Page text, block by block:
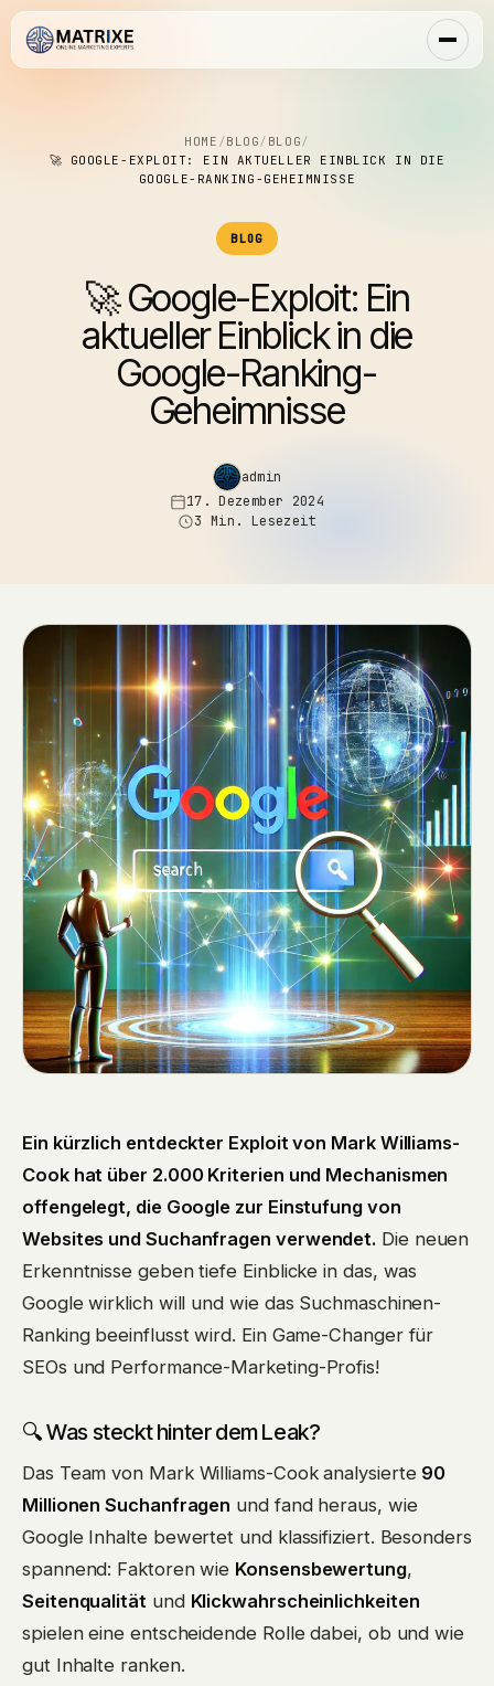
HOME /BLOG/ BLOG/
🚀 GOOGLE-EXPLOIT: EIN AKTUELLER EINBLICK IN DIE
GOOGLE-RANKING-GEHEIMNISSE
BLOG
🚀 Google-Exploit: Ein
aktueller Einblick in die
Google-Ranking-
Geheimnisse
admin
17. Dezember 2024
3 Min. Lesezeit
Ein kürzlich entdeckter Exploit von Mark Williams-
Cook hat über 2.000 Kriterien und Mechanismen
offengelegt, die Google zur Einstufung von
Websites und Suchanfragen verwendet. Die neuen
Erkenntnisse geben tiefe Einblicke in das, was
Google wirklich will und wie das Suchmaschinen-
Ranking beeinflusst wird. Ein Game-Changer für
SEOs und Performance-Marketing-Profis!
🔍 Was steckt hinter dem Leak?
Das Team von Mark Williams-Cook analysierte 90
Millionen Suchanfragen und fand heraus, wie
Google Inhalte bewertet und klassifiziert. Besonders
spannend: Faktoren wie Konsensbewertung,
Seitenqualitätund Klickwahrscheinlichkeiten
spielen eine entscheidende Rolle dabei, ob und wie
gut Inhalte ranken.